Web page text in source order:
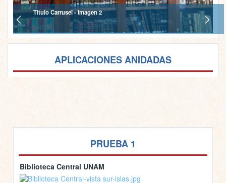
Titulo Carrusel - Imagen 2
APLICACIONES ANIDADAS
PRUEBA 1
Biblioteca Central UNAM